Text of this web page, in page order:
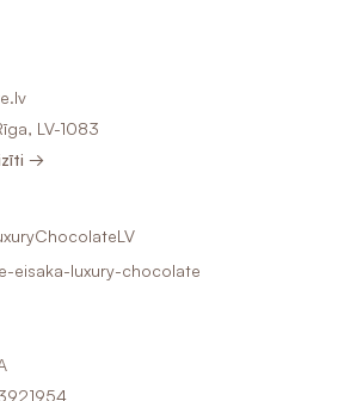
LV-1083
→
eisaka-luxury-chocolate